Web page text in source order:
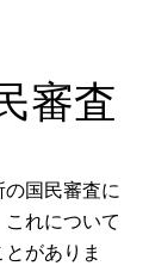
審査
国民審査に
れについて
がありま